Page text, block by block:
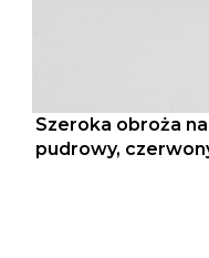
Szeroka obroża
pudrowy,